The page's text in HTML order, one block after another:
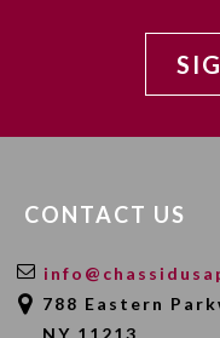
CONTACT US
788 Eastern
NY 11213